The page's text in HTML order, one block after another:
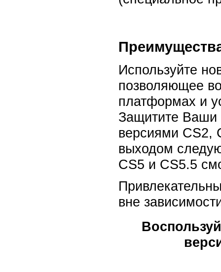
Используйте
позволяющее
платформах и
Защитите Ваши
версиями CS2,
выходом
CS5 и CS5.5
вне